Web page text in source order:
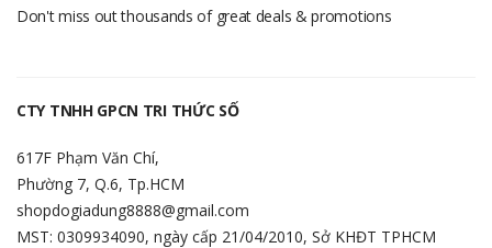
Don't miss out thousands of great deals & promotions
CTY TNHH GPCN TRI THỨC SỐ
617F Phạm Văn Chí,
Phường 7, Q.6, Tp.HCM
shopdogiadung8888@gmail.com
MST: 0309934090, ngày cấp 21/04/2010, Sở KHĐT TPHCM